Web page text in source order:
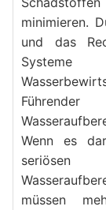
minimieren.
und das
Systeme
Wenn es
müssen